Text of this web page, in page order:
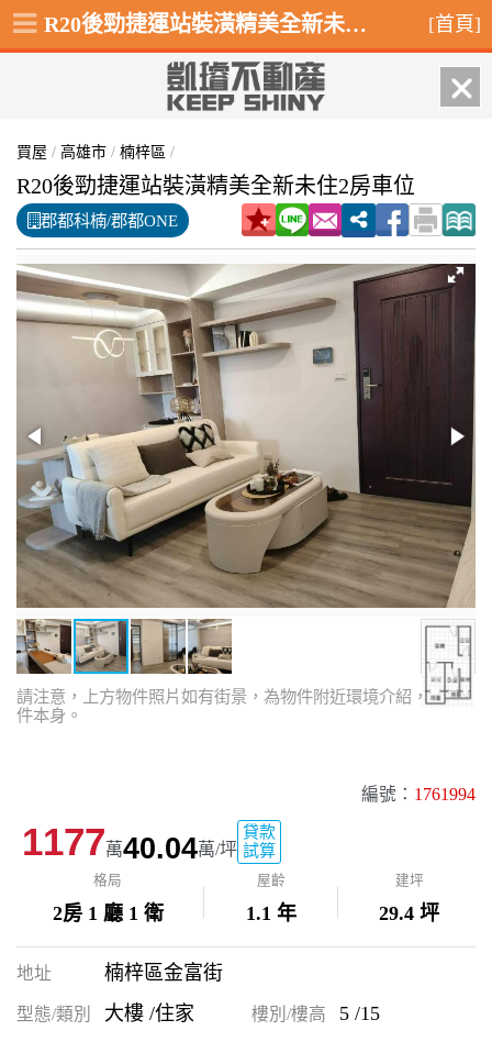
買屋 / 高雄市 / 楠梓區 /
R20後勁捷運站裝潢精美全新未住2房車位
郡都科楠/郡都ONE
請注意，上方物件照片如有街景，為物件附近環境介紹，非物
件本身。
編號： 1761994
1177萬40.04萬/坪
貸款
試算
格局
2房 1 廳 1 衛
屋齡
1.1 年
建坪
29.4 坪
地址 楠梓區金富街
型態/類別 大樓 /住家 樓別/樓高 5 /15
R20後勁捷運站裝潢精美全新未住2房車位,楠梓區金富街 [首頁]